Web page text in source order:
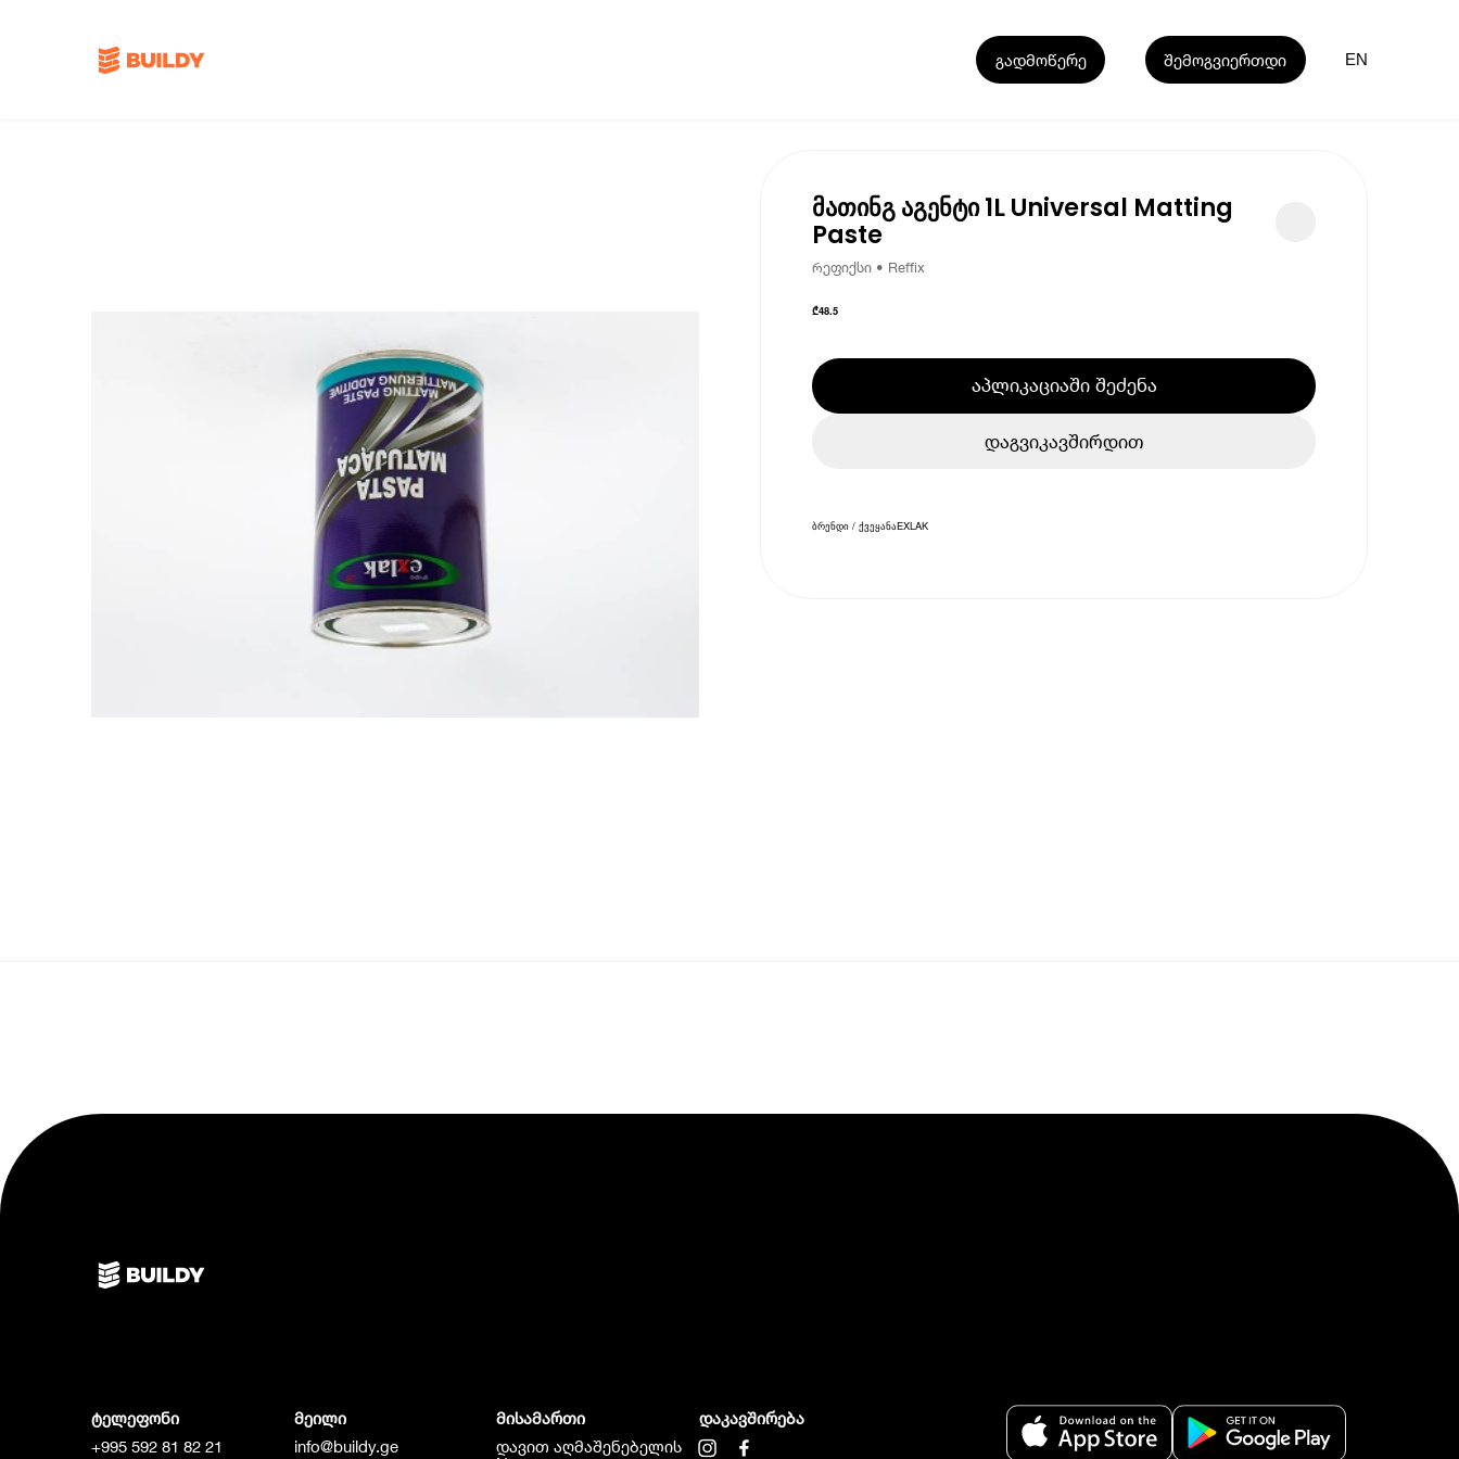
გადმოწერე შემოგვიერთდი EN
მათინგ აგენტი 1L Universal Matting
Paste
რეფიქსი • Reffix
₾48.5
აპლიკაციაში შეძენა
დაგვიკავშირდით
ბრენდი / ქვეყანაEXLAK
ტელეფონი
+995 592 81 82 21
მეილი
info@buildy.ge
მისამართი
დავით აღმაშენებელის
დაკავშირება